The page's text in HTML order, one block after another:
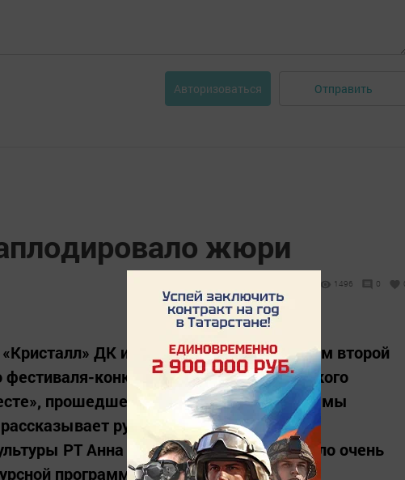
Авторизоваться Отправить
жюри
1496 0
ДК им. Гассара стал лауреатом второй
конкурса детского и юношеского
прошедшего в Бресте. - На конкурс мы
руководитель коллектива,
РТ Анна Рябова. - Участников было очень
программе...